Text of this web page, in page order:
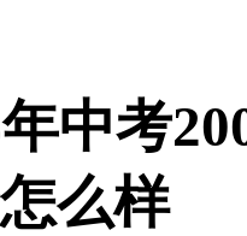
中考
么样